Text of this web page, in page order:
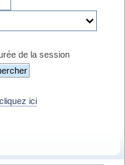
de la session
ici